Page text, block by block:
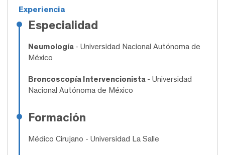
Experiencia
Especialidad
Neumología - Universidad Nacional Autónoma de
México
Broncoscopía Intervencionista - Universidad
Nacional Autónoma de México
Formación
Médico Cirujano - Universidad La Salle